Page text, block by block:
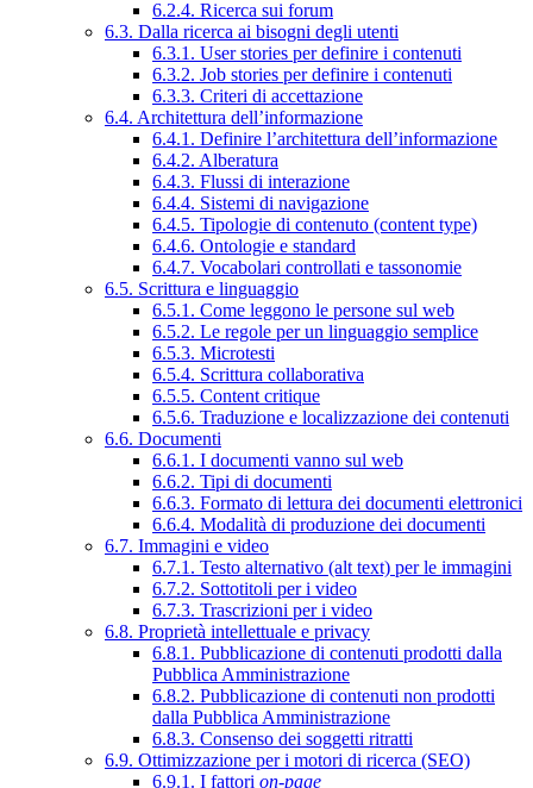
6.2.4. Ricerca sui forum
6.3. Dalla ricerca ai bisogni degli utenti
6.3.1. User stories per definire i contenuti
6.3.2. Job stories per definire i contenuti
6.3.3. Criteri di accettazione
6.4. Architettura dell’informazione
6.4.1. Definire l’architettura dell’informazione
6.4.2. Alberatura
6.4.3. Flussi di interazione
6.4.4. Sistemi di navigazione
6.4.5. Tipologie di contenuto (content type)
6.4.6. Ontologie e standard
6.4.7. Vocabolari controllati e tassonomie
6.5. Scrittura e linguaggio
6.5.1. Come leggono le persone sul web
6.5.2. Le regole per un linguaggio semplice
6.5.3. Microtesti
6.5.4. Scrittura collaborativa
6.5.5. Content critique
6.5.6. Traduzione e localizzazione dei contenuti
6.6. Documenti
6.6.1. I documenti vanno sul web
6.6.2. Tipi di documenti
6.6.3. Formato di lettura dei documenti elettronici
6.6.4. Modalità di produzione dei documenti
6.7. Immagini e video
6.7.1. Testo alternativo (alt text) per le immagini
6.7.2. Sottotitoli per i video
6.7.3. Trascrizioni per i video
6.8. Proprietà intellettuale e privacy
6.8.1. Pubblicazione di contenuti prodotti dalla
Pubblica Amministrazione
6.8.2. Pubblicazione di contenuti non prodotti
dalla Pubblica Amministrazione
6.8.3. Consenso dei soggetti ritratti
6.9. Ottimizzazione per i motori di ricerca (SEO)
6.9.1. I fattori on-page